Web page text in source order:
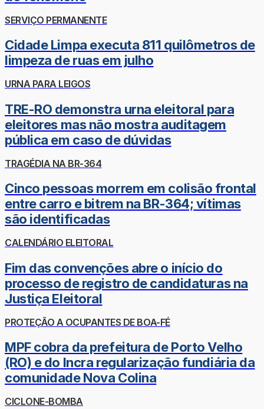
SERVIÇO PERMANENTE
Cidade Limpa executa 811 quilômetros de
limpeza de ruas em julho
URNA PARA LEIGOS
TRE-RO demonstra urna eleitoral para
eleitores mas não mostra auditagem
pública em caso de dúvidas
TRAGÉDIA NA BR-364
Cinco pessoas morrem em colisão frontal
entre carro e bitrem na BR-364; vítimas
são identificadas
CALENDÁRIO ELEITORAL
Fim das convenções abre o início do
processo de registro de candidaturas na
Justiça Eleitoral
PROTEÇÃO A OCUPANTES DE BOA-FÉ
MPF cobra da prefeitura de Porto Velho
(RO) e do Incra regularização fundiária da
comunidade Nova Colina
CICLONE-BOMBA